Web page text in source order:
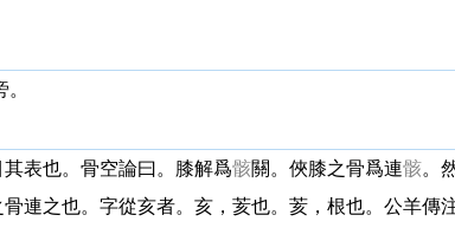
表也。骨空論曰。膝解爲骸關。俠膝之骨爲連骸。
連之也。字從亥者。亥，荄也。荄，根也。公羊傳注